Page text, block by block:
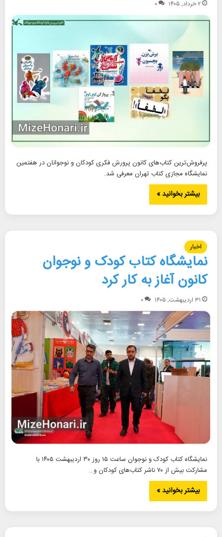
۲ خرداد, ۱۴۰۵ ۰
پرفروش‌ترین کتاب‌های کانون پرورش فکری کودکان و نوجوانان در هفتمین
نمایشگاه مجازی کتاب تهران معرفی شد.
بیشتر بخوانید »
اخبار
نمایشگاه کتاب کودک و نوجوان
کانون آغاز به کار کرد
۳۱ اردیبهشت, ۱۴۰۵ ۰
نمایشگاه کتاب کودک و نوجوان ساعت ۱۵ روز ۳۰ اردیبهشت ۱۴۰۵ با
مشارکت بیش از ۷۰ ناشر کتاب‌های کودکان و…
بیشتر بخوانید »